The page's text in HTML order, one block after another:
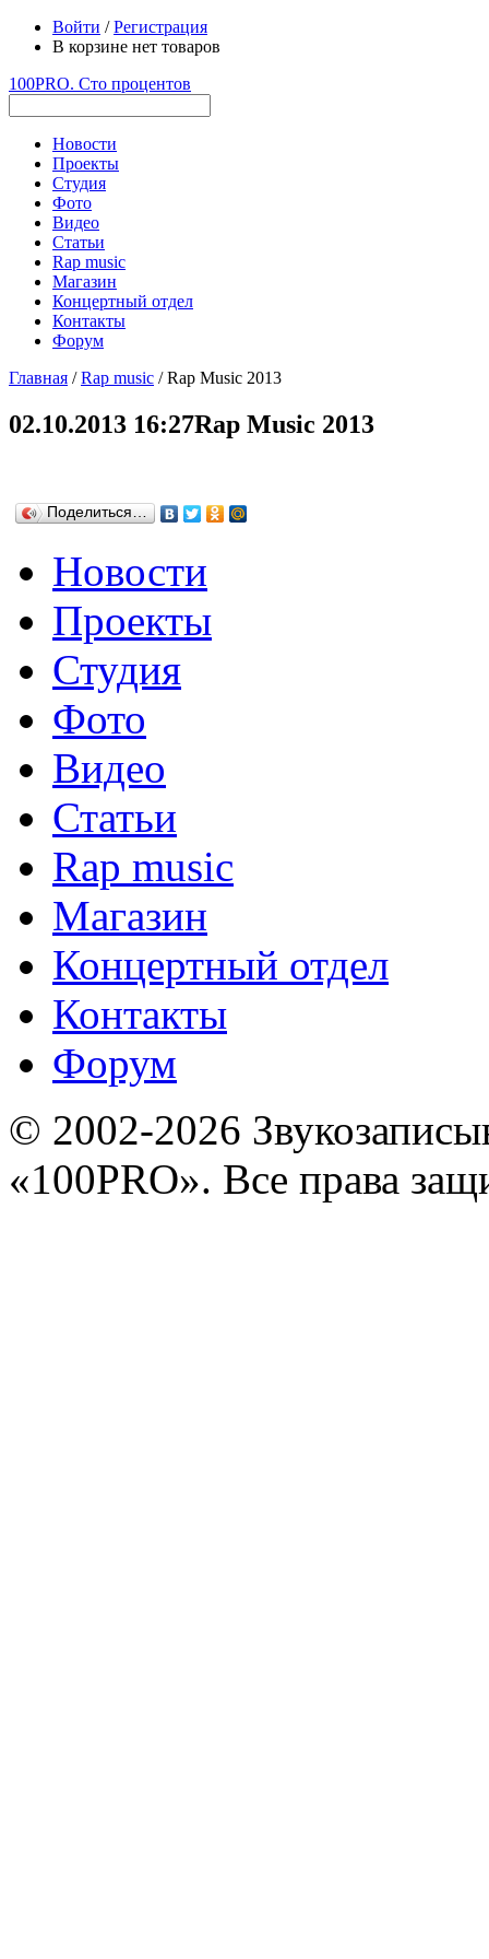
Войти /Регистрация
В корзине нет товаров
100PRO. Сто процентов
Новости
Проекты
Студия
Фото
Видео
Статьи
Rap music
Магазин
Концертный отдел
Контакты
Форум
Главная /Rap music / Rap Music 2013
02.10.2013 16:27Rap Music 2013
Поделиться…
Новости
Проекты
Студия
Фото
Видео
Статьи
Rap music
Магазин
Концертный отдел
Контакты
Форум
© 2002-2026
«100PRO». Все права